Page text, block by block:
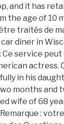
and it has
the age of 10
traités de
diner in
Ce service
actress.
in his
months
wife of 68
: